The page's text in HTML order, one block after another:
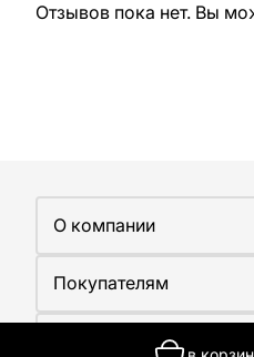
Отзывов пока нет. Вы
О компании
Работа у нас
Сертификаты
Покупателям
Доставка